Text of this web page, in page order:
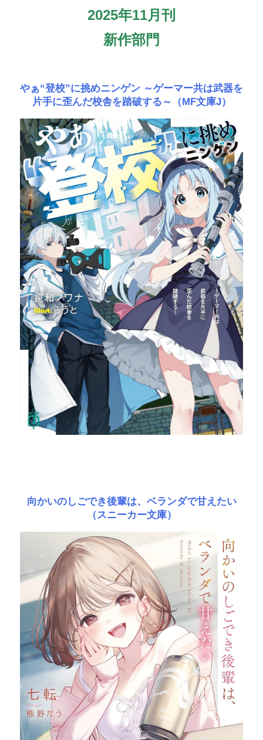
2025年11月刊
新作部門
やぁ“登校”に挑めニンゲン ～ゲーマー共は武器を
片手に歪んだ校舎を踏破する～（MF文庫J）
向かいのしごでき後輩は、ベランダで甘えたい
（スニーカー文庫）